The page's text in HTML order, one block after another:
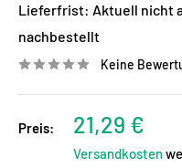
Lieferfrist: Aktuell nicht
nachbestellt
Keine
Preis: Sonderpreis
21,29 €
Versandkosten